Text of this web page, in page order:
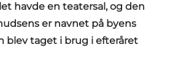
havde en teatersal, og den
er navnet på byens
blev taget i brug i efteråret